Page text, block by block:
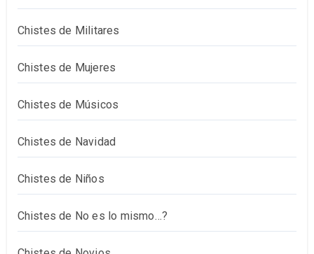
Chistes de Militares
Chistes de Mujeres
Chistes de Músicos
Chistes de Navidad
Chistes de Niños
Chistes de No es lo mismo…?